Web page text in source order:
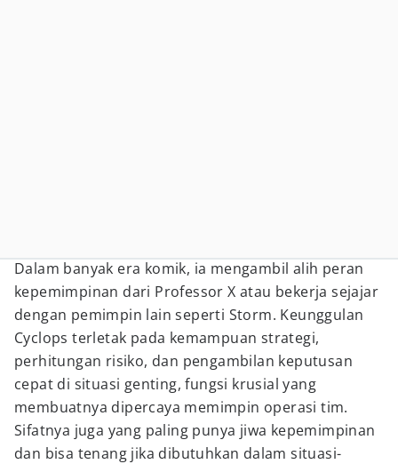
Dalam banyak era komik, ia mengambil alih peran
kepemimpinan dari Professor X atau bekerja sejajar
dengan pemimpin lain seperti Storm. Keunggulan
Cyclops terletak pada kemampuan strategi,
perhitungan risiko, dan pengambilan keputusan
cepat di situasi genting, fungsi krusial yang
membuatnya dipercaya memimpin operasi tim.
Sifatnya juga yang paling punya jiwa kepemimpinan
dan bisa tenang jika dibutuhkan dalam situasi-